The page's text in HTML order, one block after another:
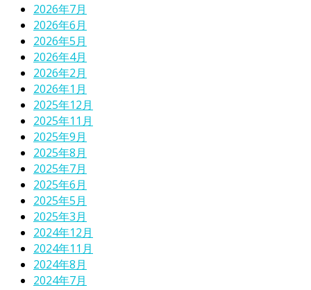
2026年7月
2026年6月
2026年5月
2026年4月
2026年2月
2026年1月
2025年12月
2025年11月
2025年9月
2025年8月
2025年7月
2025年6月
2025年5月
2025年3月
2024年12月
2024年11月
2024年8月
2024年7月